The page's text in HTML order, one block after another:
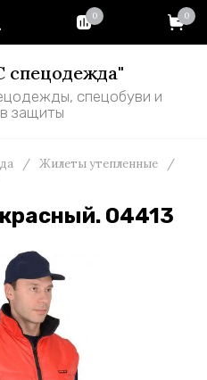
0 0
спецобуви и
защиты
/ Жилеты утепленные
/
04413